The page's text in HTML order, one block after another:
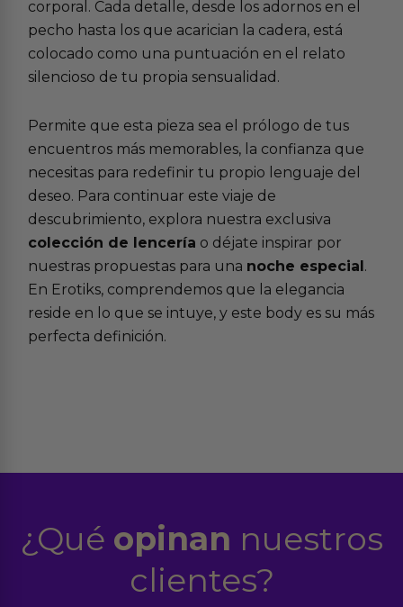
corporal. Cada detalle, desde los adornos en el
pecho hasta los que acarician la cadera, está
colocado como una puntuación en el relato
silencioso de tu propia sensualidad.
Permite que esta pieza sea el prólogo de tus
encuentros más memorables, la confianza que
necesitas para redefinir tu propio lenguaje del
deseo. Para continuar este viaje de
descubrimiento, explora nuestra exclusiva
colección de lencería o déjate inspirar por
nuestras propuestas para una noche especial.
En Erotiks, comprendemos que la elegancia
reside en lo que se intuye, y este body es su más
perfecta definición.
¿Qué opinan nuestros
clientes?